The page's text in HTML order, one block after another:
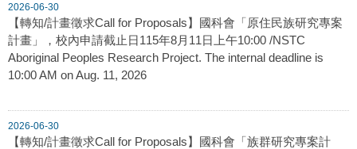
2026-06-30
【轉知/計畫徵求Call for Proposals】國科會「原住民族研究專案
計畫」，校內申請截止日115年8月11日上午10:00 /NSTC
Aboriginal Peoples Research Project. The internal deadline is
10:00 AM on Aug. 11, 2026
2026-06-30
【轉知/計畫徵求Call for Proposals】國科會「族群研究專案計